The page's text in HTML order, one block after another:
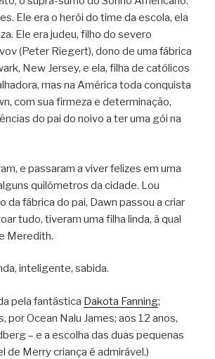
Ele era o herói do time da escola, ela
Ele era judeu, filho do severo
(Peter Riegert), dono de uma fábrica
New Jersey, e ela, filha de católicos
mas na América toda conquista
com sua firmeza e determinação,
do pai do noivo a ter uma gói na
e passaram a viver felizes em uma
quilômetros da cidade. Lou
da fábrica do pai, Dawn passou a criar
tudo, tiveram uma filha linda, à qual
Meredith.
inteligente, sabida.
pela fantástica Dakota Fanning;
por Ocean Nalu James; aos 12 anos,
– e a escolha das duas pequenas
de Merry criança é admirável.)